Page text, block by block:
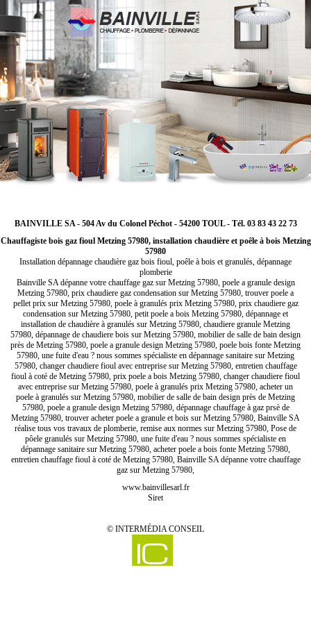
BAINVILLE SA - 504 Av du Colonel Péchot - 54200 TOUL - Tél. 03 83 43 22 73
Chauffagiste bois gaz fioul Metzing 57980, installation chaudière et poêle à bois Metzing
57980
Installation dépannage chaudière gaz bois fioul, poêle à bois et granulés, dépannage
plomberie
Bainville SA dépanne votre chauffage gaz sur Metzing 57980, poele a granule design
Metzing 57980, prix chaudiere gaz condensation sur Metzing 57980, trouver poele a
pellet prix sur Metzing 57980, poele à granulés prix Metzing 57980, prix chaudiere gaz
condensation sur Metzing 57980, petit poele a bois Metzing 57980, dépannage et
installation de chaudière à granulés sur Metzing 57980, chaudiere granule Metzing
57980, dépannage de chaudiere bois sur Metzing 57980, mobilier de salle de bain design
près de Metzing 57980, poele a granule design Metzing 57980, poele bois fonte Metzing
57980, une fuite d'eau ? nous sommes spécialiste en dépannage sanitaire sur Metzing
57980, changer chaudiere fioul avec entreprise sur Metzing 57980, entretien chauffage
fioul à coté de Metzing 57980, prix poele a bois Metzing 57980, changer chaudiere fioul
avec entreprise sur Metzing 57980, poele à granulés prix Metzing 57980, acheter un
poele à granulés sur Metzing 57980, mobilier de salle de bain design près de Metzing
57980, poele a granule design Metzing 57980, dépannage chauffage à gaz prsè de
Metzing 57980, trouver acheter poele a granule et bois sur Metzing 57980, Bainville SA
réalise tous vos travaux de plomberie, remise aux normes sur Metzing 57980, Pose de
pôele granulés sur Metzing 57980, une fuite d'eau ? nous sommes spécialiste en
dépannage sanitaire sur Metzing 57980, acheter poele a bois fonte Metzing 57980,
entretien chauffage fioul à coté de Metzing 57980, Bainville SA dépanne votre chauffage
gaz sur Metzing 57980,
www.bainvillesarl.fr
Siret
© INTERMÉDIA CONSEIL